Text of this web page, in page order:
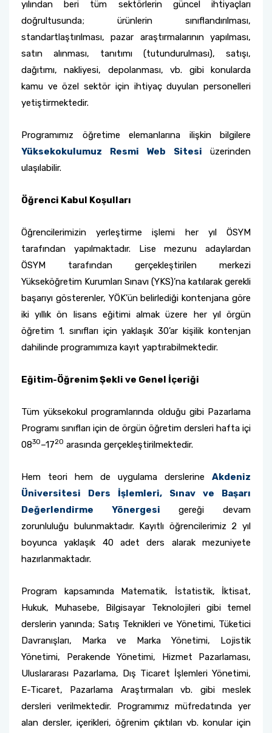
yılından beri tüm sektörlerin güncel ihtiyaçları
doğrultusunda; ürünlerin sınıflandırılması,
standartlaştırılması, pazar araştırmalarının yapılması,
satın alınması, tanıtımı (tutundurulması), satışı,
dağıtımı, nakliyesi, depolanması, vb. gibi konularda
kamu ve özel sektör için ihtiyaç duyulan personelleri
yetiştirmektedir.
Programımız öğretime elemanlarına ilişkin bilgilere
Yüksekokulumuz Resmi Web Sitesi üzerinden
ulaşılabilir.
Öğrenci Kabul Koşulları
Öğrencilerimizin yerleştirme işlemi her yıl ÖSYM
tarafından yapılmaktadır. Lise mezunu adaylardan
ÖSYM tarafından gerçekleştirilen merkezi
Yükseköğretim Kurumları Sınavı (YKS)’na katılarak gerekli
başarıyı gösterenler, YÖK’ün belirlediği kontenjana göre
iki yıllık ön lisans eğitimi almak üzere her yıl örgün
öğretim 1. sınıfları için yaklaşık 30’ar kişilik kontenjan
dahilinde programımıza kayıt yaptırabilmektedir.
Eğitim-Öğrenim Şekli ve Genel İçeriği
Tüm yüksekokul programlarında olduğu gibi Pazarlama
Programı sınıfları için de örgün öğretim dersleri hafta içi
0830–1720 arasında gerçekleştirilmektedir.
Hem teori hem de uygulama derslerine Akdeniz
Üniversitesi Ders İşlemleri, Sınav ve Başarı
Değerlendirme Yönergesi gereği devam
zorunluluğu bulunmaktadır. Kayıtlı öğrencilerimiz 2 yıl
boyunca yaklaşık 40 adet ders alarak mezuniyete
hazırlanmaktadır.
Program kapsamında Matematik, İstatistik, İktisat,
Hukuk, Muhasebe, Bilgisayar Teknolojileri gibi temel
derslerin yanında; Satış Teknikleri ve Yönetimi, Tüketici
Davranışları, Marka ve Marka Yönetimi, Lojistik
Yönetimi, Perakende Yönetimi, Hizmet Pazarlaması,
Uluslararası Pazarlama, Dış Ticaret İşlemleri Yönetimi,
E-Ticaret, Pazarlama Araştırmaları vb. gibi meslek
dersleri verilmektedir. Programımız müfredatında yer
alan dersler, içerikleri, öğrenim çıktıları vb. konular için